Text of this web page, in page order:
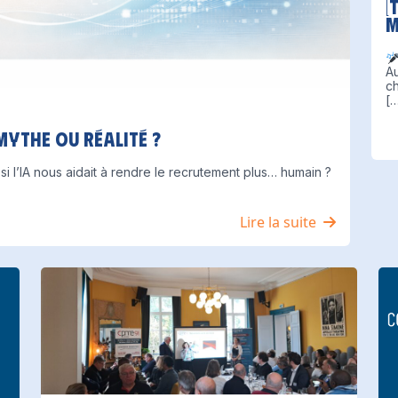
ou réalité ?
l’IA nous aidait à rendre le recrutement plus… humain ?
Lire la suite